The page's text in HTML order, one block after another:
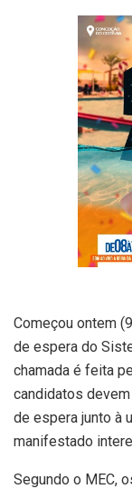
Começou ontem
de espera do
chamada é feita
candidatos
de espera junto à
manifestado
Segundo o MEC,